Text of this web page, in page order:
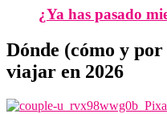
¿Ya has pasado
Dónde (cómo y
viajar en 2026